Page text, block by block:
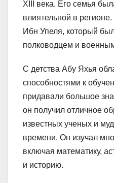
XIII века. Его семья
влиятельной в
Ибн Упеля, который
полководцем и
С детства Абу Яхья
способностями к
придавали большое
он получил отличное
известных ученых и
времени. Он изучал
включая математику,
и историю.